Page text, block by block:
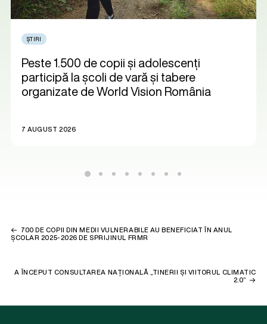
ȘTIRI
Peste 1.500 de copii și adolescenți
participă la școli de vară și tabere
organizate de World Vision România
7 AUGUST 2026
700 DE COPII DIN MEDII VULNERABILE AU BENEFICIAT ÎN ANUL
ȘCOLAR 2025-2026 DE SPRIJINUL FRMR
A ÎNCEPUT CONSULTAREA NAȚIONALĂ „TINERII ȘI VIITORUL CLIMATIC
2.0”